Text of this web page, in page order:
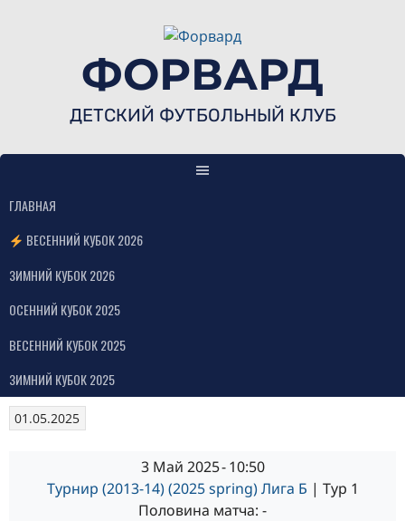
ФОРВАРД
ДЕТСКИЙ ФУТБОЛЬНЫЙ КЛУБ
ГЛАВНАЯ
ВЕСЕННИЙ КУБОК 2026
ЗИМНИЙ КУБОК 2026
ОСЕННИЙ КУБОК 2025
ВЕСЕННИЙ КУБОК 2025
ЗИМНИЙ КУБОК 2025
01.05.2025
3 Май 2025-10:50
Турнир (2013-14) (2025 spring) Лига Б | Тур 1
Половина матча: -